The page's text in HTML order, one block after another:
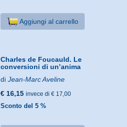
Aggiungi al carrello
Charles de Foucauld. Le
conversioni di un’anima
diJean-Marc Aveline
€ 16,15 invece di € 17,00
Sconto del 5 %